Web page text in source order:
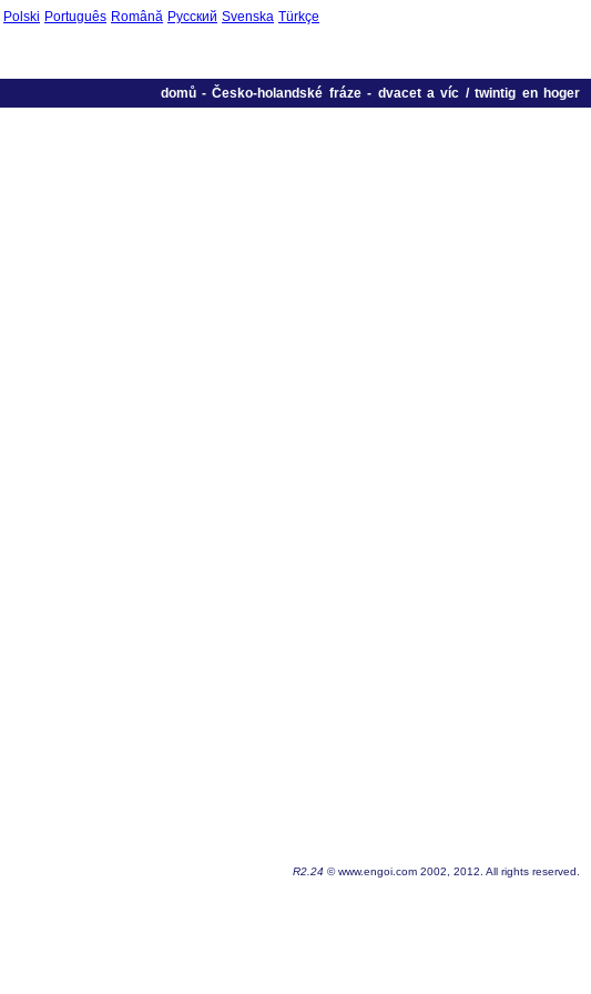
Polski Português Română Русский Svenska Türkçe
domů-Česko-holandské fráze- dvacet a víc / twintig en hoger
R2.24 © www.engoi.com 2002, 2012. All rights reserved.